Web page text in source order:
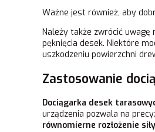
Ważne jest również, aby
Należy także zwrócić uwagę
pęknięcia desek. Niektóre
uszkodzeniu powierzchni
Zastosowanie
Dociągarka desek
urządzenia pozwala na
równomierne rozłożenie siły